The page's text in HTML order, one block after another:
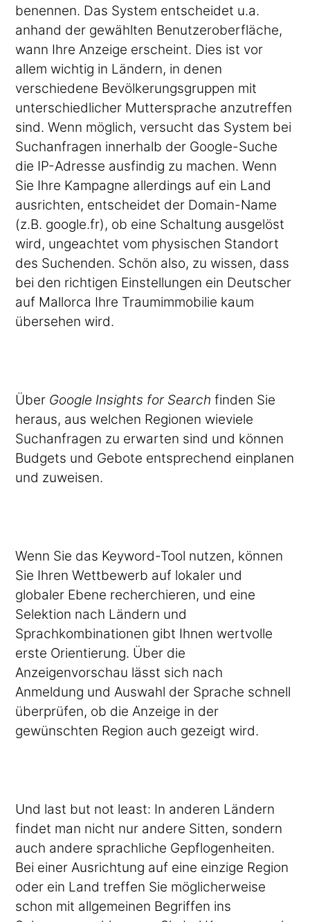
benennen. Das System entscheidet u.a.
anhand der gewählten Benutzeroberfläche,
wann Ihre Anzeige erscheint. Dies ist vor
allem wichtig in Ländern, in denen
verschiedene Bevölkerungsgruppen mit
unterschiedlicher Muttersprache anzutreffen
sind. Wenn möglich, versucht das System bei
Suchanfragen innerhalb der Google-Suche
die IP-Adresse ausfindig zu machen. Wenn
Sie Ihre Kampagne allerdings auf ein Land
ausrichten, entscheidet der Domain-Name
(z.B. google.fr), ob eine Schaltung ausgelöst
wird, ungeachtet vom physischen Standort
des Suchenden. Schön also, zu wissen, dass
bei den richtigen Einstellungen ein Deutscher
auf Mallorca Ihre Traumimmobilie kaum
übersehen wird.
Über Google Insights for Search finden Sie
heraus, aus welchen Regionen wieviele
Suchanfragen zu erwarten sind und können
Budgets und Gebote entsprechend einplanen
und zuweisen.
Wenn Sie das Keyword-Tool nutzen, können
Sie Ihren Wettbewerb auf lokaler und
globaler Ebene recherchieren, und eine
Selektion nach Ländern und
Sprachkombinationen gibt Ihnen wertvolle
erste Orientierung. Über die
Anzeigenvorschau lässt sich nach
Anmeldung und Auswahl der Sprache schnell
überprüfen, ob die Anzeige in der
gewünschten Region auch gezeigt wird.
Und last but not least: In anderen Ländern
findet man nicht nur andere Sitten, sondern
auch andere sprachliche Gepflogenheiten.
Bei einer Ausrichtung auf eine einzige Region
oder ein Land treffen Sie möglicherweise
schon mit allgemeinen Begriffen ins